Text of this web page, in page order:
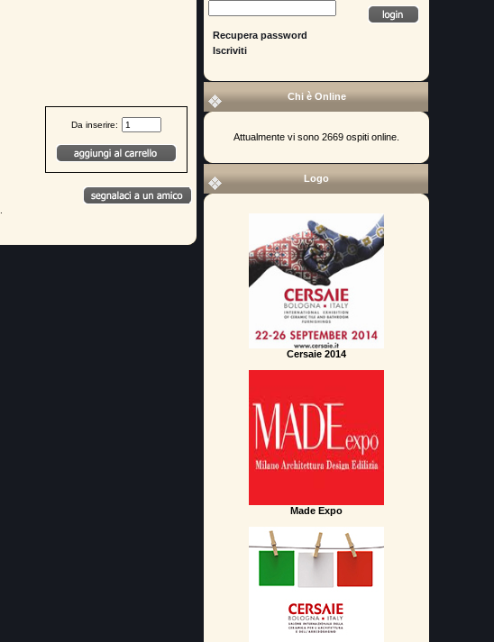
Da inserire:
Recupera password
Iscriviti
Chi è Online
Attualmente vi sono 2669 ospiti online.
Logo
Cersaie 2014
Made Expo